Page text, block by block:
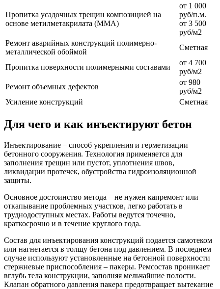
Пропитка усадочных трещин композицией на
основе метилметакрилата (ММА)
от 1 000
руб/п.м.
от 3 500
руб/м2
Ремонт аварийных конструкций полимерно-
металлической обоймой
Сметная
Пропитка поверхности полимерными составами
от 4 700
руб/м2
Ремонт объемных дефектов
от 980
руб/м2
Усиление конструкций
Сметная
Для чего и как инъектируют бетон
Инъектирование – способ укрепления и герметизации
бетонного сооружения. Технология применяется для
заполнения трещин или пустот, уплотнения швов,
ликвидации протечек, обустройства гидроизоляционной
защиты.
Основное достоинство метода – не нужен капремонт или
откапывание проблемных участков, легко работать в
труднодоступных местах. Работы ведутся точечно,
краткосрочно и в течение круглого года.
Состав для инъектирования конструкций подается самотеком
или нагнетается в толщу бетона под давлением. В последнем
случае используют установленные на бетонной поверхности
стержневые приспособления – пакеры. Ремсостав проникает
вглубь тела конструкции, заполняя мельчайшие полости.
Клапан обратного давления пакера предотвращает вытекание